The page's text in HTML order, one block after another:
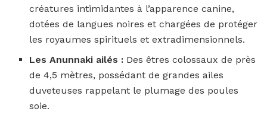
créatures intimidantes à l’apparence canine,
dotées de langues noires et chargées de protéger
les royaumes spirituels et extradimensionnels.
Les Anunnaki ailés : Des êtres colossaux de près
de 4,5 mètres, possédant de grandes ailes
duveteuses rappelant le plumage des poules
soie.